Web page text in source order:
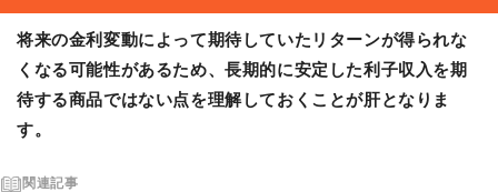
将来の金利変動によって期待していたリターンが得られな
くなる可能性があるため、長期的に安定した利子収入を期
待する商品ではない点を理解しておくことが肝となりま
す。
関連記事